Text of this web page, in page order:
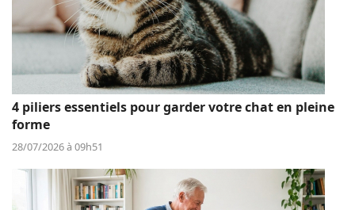
4 piliers essentiels pour garder votre chat en pleine
forme
28/07/2026 à 09h51